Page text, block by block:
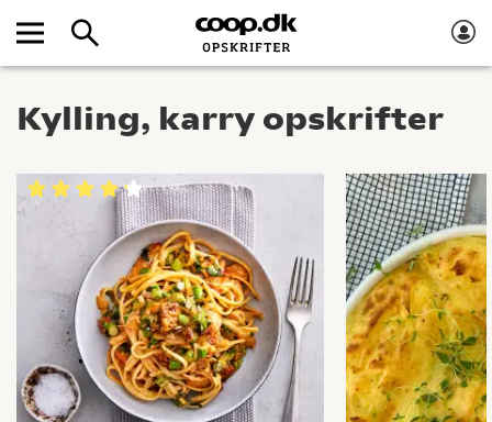
Kylling, karry opskrifter